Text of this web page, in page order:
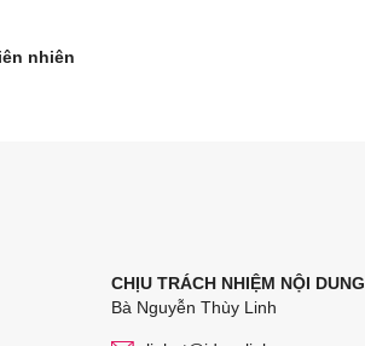
nhiên
CHỊU TRÁCH NHIỆM NỘI DUNG
Bà Nguyễn Thùy Linh